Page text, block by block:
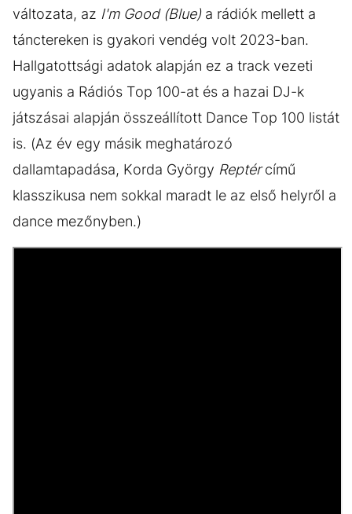
változata, az I'm Good (Blue)a rádiók mellett a
tánctereken is gyakori vendég volt 2023-ban.
Hallgatottsági adatok alapján ez a track vezeti
ugyanis a Rádiós Top 100-at és a hazai DJ-k
játszásai alapján összeállított Dance Top 100 listát
is. (Az év egy másik meghatározó
dallamtapadása, Korda György Reptércímű
klasszikusa nem sokkal maradt le az első helyről a
dance mezőnyben.)